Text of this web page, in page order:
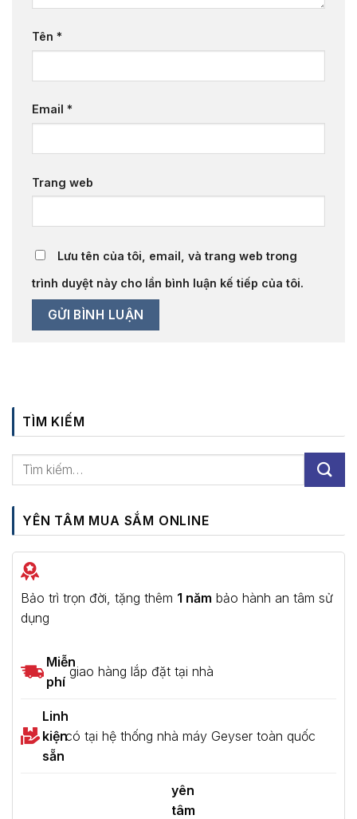
Tên *
Email *
Trang web
Lưu tên của tôi, email, và trang web trong
trình duyệt này cho lần bình luận kế tiếp của tôi.
TÌM KIẾM
YÊN TÂM MUA SẮM ONLINE
Bảo trì trọn đời, tặng thêm 1 năm bảo hành an tâm sử
dụng
Miễn
phí
giao hàng lắp đặt tại nhà
Linh
kiện
sẵn
có tại hệ thống nhà máy Geyser toàn quốc
yên
tâm